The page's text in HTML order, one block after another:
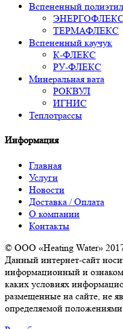
Вспененный
ЭНЕРГОФЛЕКС
ТЕРМАФЛЕКС
Вспененный каучук
К-ФЛЕКС
РУ-ФЛЕКС
Минеральная вата
РОКВУЛ
ИГНИС
Теплотрассы
Информация
Главная
Услуги
Новости
Доставка / Оплата
О компании
Контакты
© ООО «Heating Water»
Данный интернет-сайт
информационный и
каких условиях
размещенные на сайте, не
определяемой